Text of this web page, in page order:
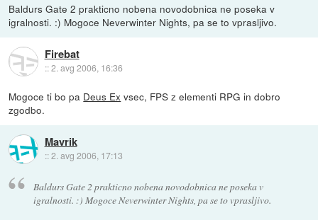
Baldurs Gate 2 prakticno nobena novodobnica ne poseka v
igralnosti. :) Mogoce Neverwinter Nights, pa se to vprasljivo.
Firebat
::2. avg 2006, 16:36
Mogoce ti bo pa Deus Ex vsec, FPS z elementi RPG in dobro
zgodbo.
Mavrik
::2. avg 2006, 17:13
Baldurs Gate 2 prakticno nobena novodobnica ne poseka v
igralnosti. :) Mogoce Neverwinter Nights, pa se to vprasljivo.